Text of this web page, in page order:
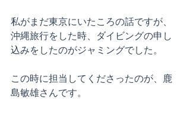
私がまだ東京にいたころの話ですが、
沖縄旅行をした時、ダイビングの申し
込みをしたのがジャミングでした。
この時に担当してくださったのが、鹿
島敏雄さんです。